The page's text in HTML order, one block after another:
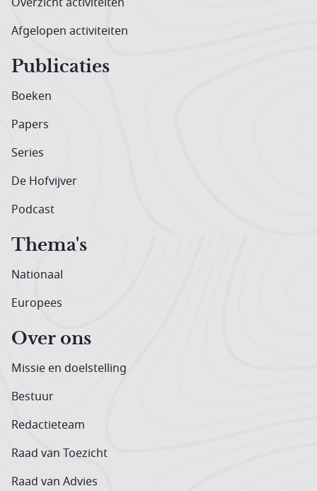
Afgelopen activiteiten
Publicaties
Boeken
Papers
Series
De Hofvijver
Podcast
Thema's
Nationaal
Europees
Over ons
Missie en doelstelling
Bestuur
Redactieteam
Raad van Toezicht
Raad van Advies